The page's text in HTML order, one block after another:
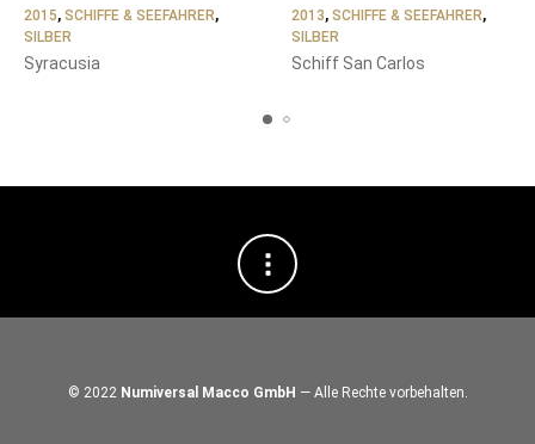
2015, SCHIFFE & SEEFAHRER,
SILBER
Syracusia
2013, SCHIFFE & SEEFAHRER,
SILBER
Schiff San Carlos
© 2022 Numiversal Macco GmbH — Alle Rechte vorbehalten.